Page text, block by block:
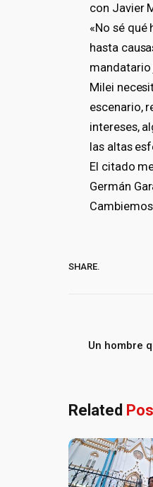
con Javier
«No sé qué
hasta
mandatario
Milei
escenario,
intereses,
las altas
El citado
Germán
SHARE.
Un hombre
Related